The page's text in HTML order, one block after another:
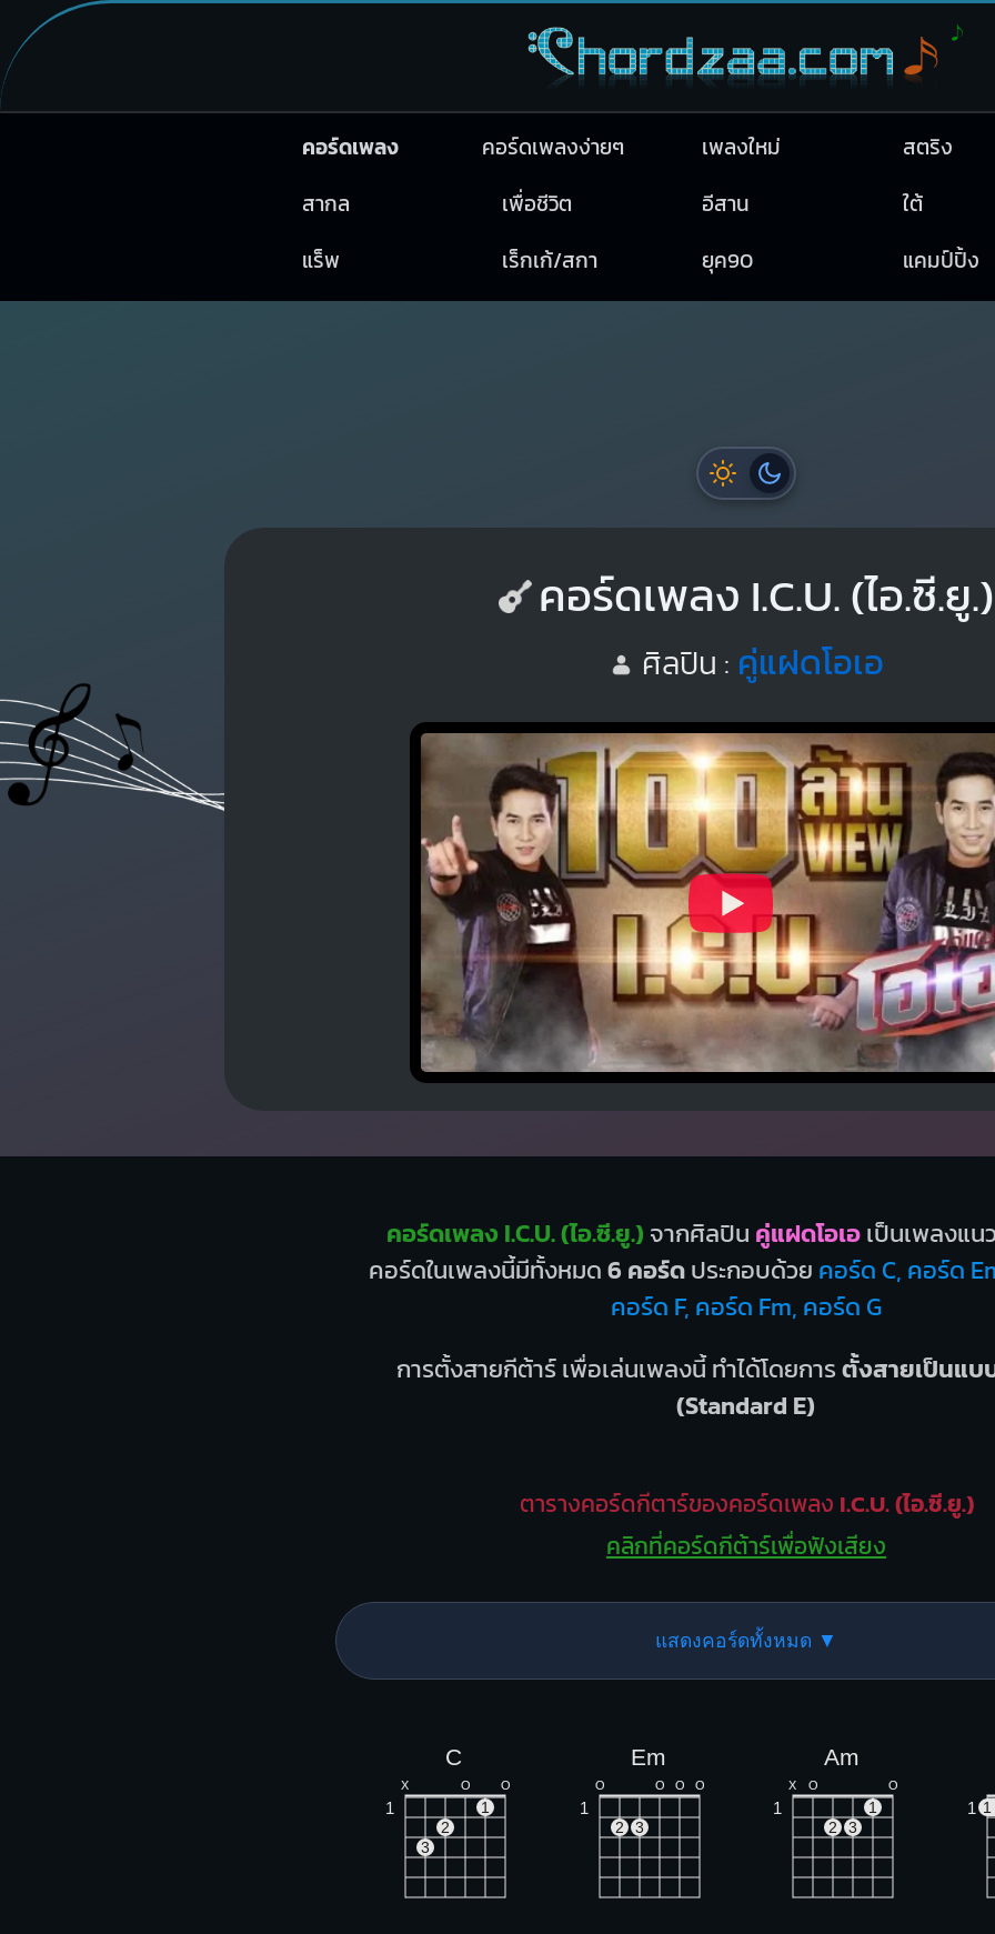
คอร์ดเพลง คอร์ดเพลงง่ายๆ เพลงใหม่
สตริง
สากล
เพื่อชีวิต อีสาน
ใต้
แร็พ
เร็กเก้/สกา ยุค90 แคมป์ปิ้ง
คอร์ดเพลง I.C.U. (ไอ.ซี.ยู.)
ศิลปิน : คู่แฝดโอเอ
คอร์ดเพลง I.C.U. (ไอ.ซี.ยู.) จากศิลปิน คู่แฝดโอเอเป็นเพลงแน
คอร์ดในเพลงนี้มีทั้งหมด6 คอร์ดประกอบด้วย คอร์ด C, คอร์ด
คอร์ด F, คอร์ด Fm, คอร์ด G
การตั้งสายกีต้าร์ เพื่อเล่นเพลงนี้ ทำได้โดยการตั้งสายเป็นแบ
(Standard E)
ตารางคอร์ดกีตาร์ของคอร์ดเพลง I.C.U. (ไอ.ซี.ยู.)
คลิกที่คอร์ดกีต้าร์เพื่อฟังเสียง
แสดงคอร์ดทั้งหมด ▼
C
X O O
1
1
2
3
Em
O O O O
1
2 3
Am
X O O
1
1
2
3
1 1